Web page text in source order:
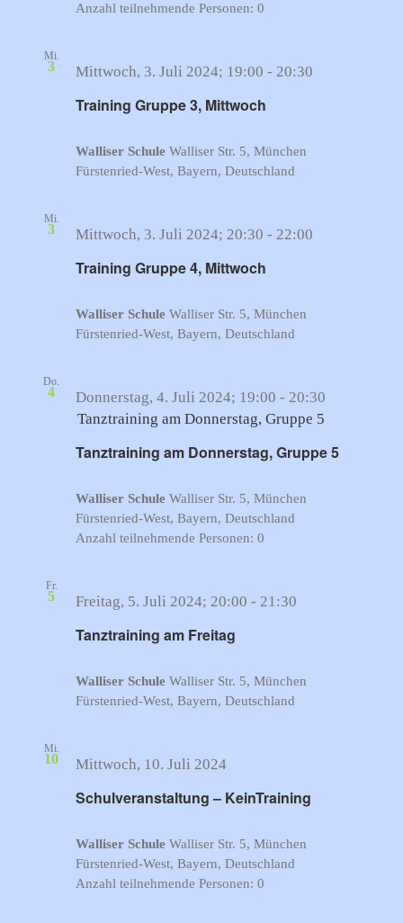
Anzahl teilnehmende Personen: 0
Mi.
3
Training Gruppe 3, Mittwoch
Mittwoch, 3. Juli 2024; 19:00 - 20:30
Walliser Schule Walliser Str. 5, München
Fürstenried-West, Bayern, Deutschland
Mi.
3
Training Gruppe 4, Mittwoch
Mittwoch, 3. Juli 2024; 20:30 - 22:00
Walliser Schule Walliser Str. 5, München
Fürstenried-West, Bayern, Deutschland
Do.
4
Tanztraining am Donnerstag, Gruppe 5
Donnerstag, 4. Juli 2024; 19:00 - 20:30
Tanztraining am Donnerstag, Gruppe 5
Walliser Schule Walliser Str. 5, München
Fürstenried-West, Bayern, Deutschland
Anzahl teilnehmende Personen: 0
Fr.
5
Tanztraining am Freitag
Freitag, 5. Juli 2024; 20:00 - 21:30
Walliser Schule Walliser Str. 5, München
Fürstenried-West, Bayern, Deutschland
Mi.
10
Schulveranstaltung – KeinTraining
Mittwoch, 10. Juli 2024
KeinTraining
Walliser Schule Walliser Str. 5, München
Fürstenried-West, Bayern, Deutschland
Anzahl teilnehmende Personen: 0